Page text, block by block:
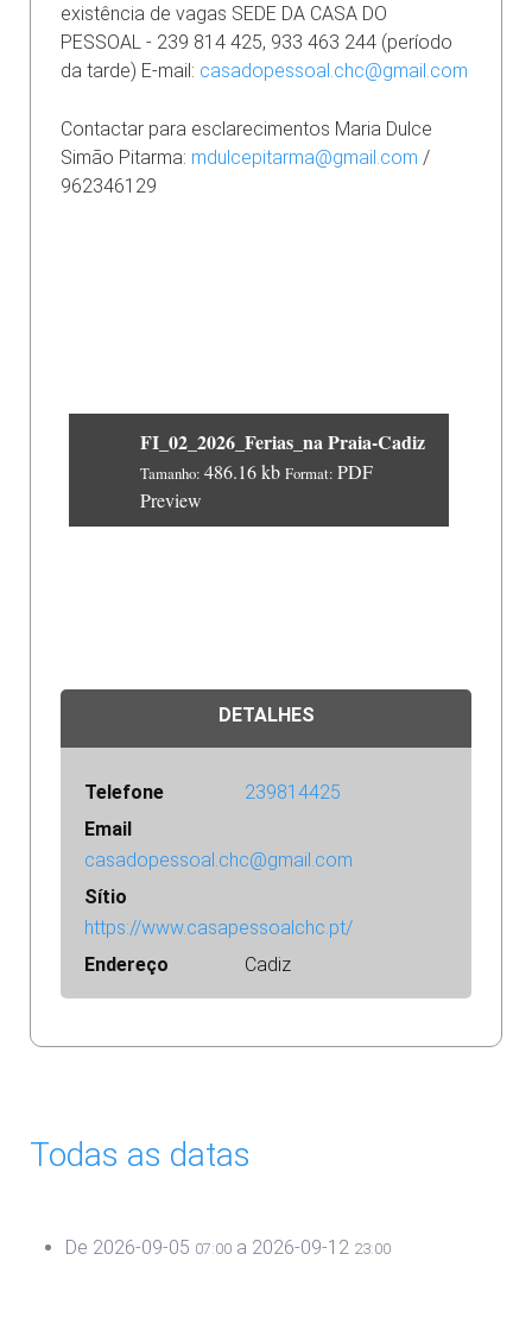
existência de vagas SEDE DA CASA DO
PESSOAL - 239 814 425, 933 463 244 (período
da tarde) E-mail: casadopessoal.chc@gmail.com
Contactar para esclarecimentos Maria Dulce
Simão Pitarma: mdulcepitarma@gmail.com /
962346129
FI_02_2026_Ferias_na Praia-Cadiz
Tamanho: 486.16 kb Format: PDF
Preview
DETALHES
Telefone
239814425
Email
casadopessoal.chc@gmail.com
Sítio
https://www.casapessoalchc.pt/
Endereço
Cadiz
Todas as datas
De 2026-09-05 07:00 a 2026-09-12 23:00